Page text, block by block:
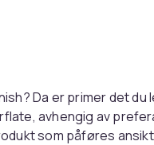
Da er primer det du
avhengig av
som påføres